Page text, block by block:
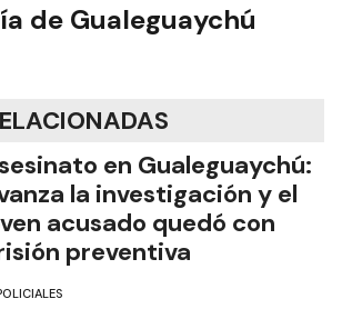
de Gualeguaychú
en Gualeguaychú:
la investigación y el
acusado quedó con
preventiva